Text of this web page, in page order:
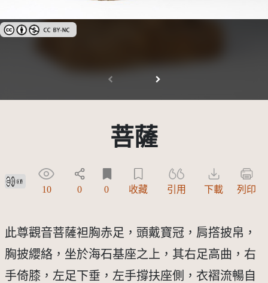
創用CC姓名標示-非商業性 3.0 台灣及其後版本(CC BY-NC 3.0 TW +)
菩薩
創用CC姓名標示 3.0 台灣及其後版本(CC BY 3.0 TW +)
10 0 0 收藏 引用 下載 列印
此尊觀音菩薩袒胸赤足，頭戴寶冠，肩撘披帛，
胸披纓絡，坐於海石基座之上，其右足高曲，右
手倚膝，左足下垂，左手撐扶座側，衣褶流暢自